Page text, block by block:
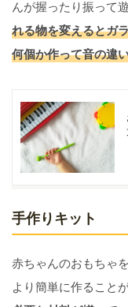
んが握ったり振って
れる物を変えるとガ
何個か作って音の違
手作りキット
赤ちゃんのおもちゃ
より簡単に作ること